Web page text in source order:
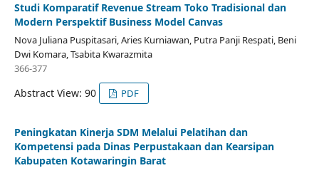
Studi Komparatif Revenue Stream Toko Tradisional dan
Modern Perspektif Business Model Canvas
Nova Juliana Puspitasari, Aries Kurniawan, Putra Panji Respati, Beni
Dwi Komara, Tsabita Kwarazmita
366-377
Abstract View: 90 PDF
Peningkatan Kinerja SDM Melalui Pelatihan dan
Kompetensi pada Dinas Perpustakaan dan Kearsipan
Kabupaten Kotawaringin Barat